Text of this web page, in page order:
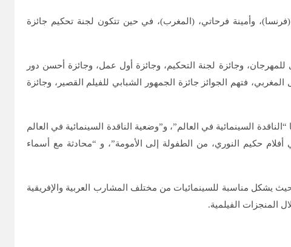
(فرنسا)، وأمينة فرحاتي، (المغرب)، في حين تتكون لجنة تحكيم جائزة
الطويل، الجائزة الكبرى للمهرجان، وجائزة لجنة التحكيم، وجائزة أول عمل، وجائزة أحسن دور
فتهم الجوائز جائزة الجمهور الشبابي للفيلم القصير، وجائزة
السينمائية في العالم”، و”وضعية الناقدة السينمائية في العالم
أفلام حكيم النوري، من الطفولة إلى الأمومة”، و “محادثة مع أسماء
يشكل مناسبة للسينمائيات من مختلف المشارب العربية والإفريقية
المنجزات الفيلمية.